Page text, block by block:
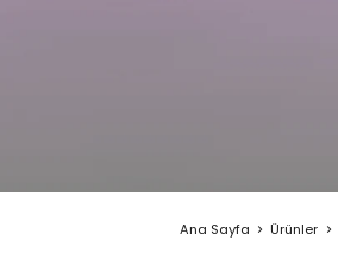
Ana Sayfa Ürünler